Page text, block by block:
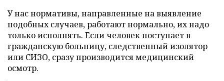
У нас нормативы, направленные на выявление
подобных случаев, работают нормально, их надо
только исполнять. Если человек поступает в
гражданскую больницу, следственный изолятор
или СИЗО, сразу производится медицинский
осмотр.